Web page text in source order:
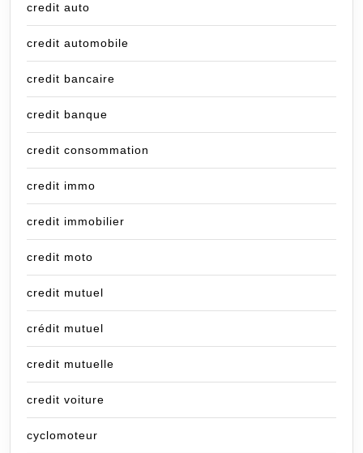
credit auto
credit automobile
credit bancaire
credit banque
credit consommation
credit immo
credit immobilier
credit moto
credit mutuel
crédit mutuel
credit mutuelle
credit voiture
cyclomoteur